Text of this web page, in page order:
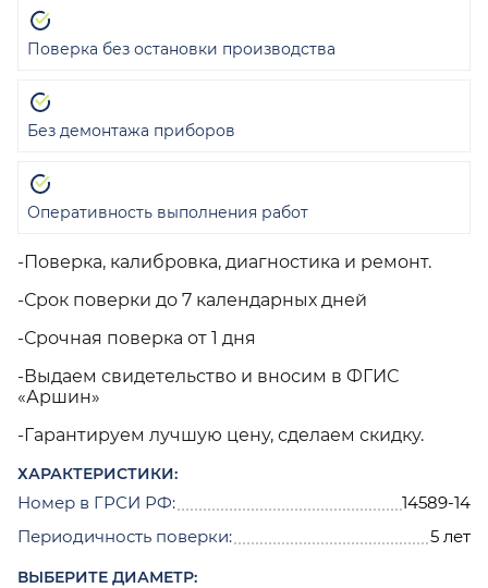
-Поверка, калибровка, диагностика и ремонт.
-Срок поверки до 7 календарных дней
-Срочная поверка от 1 дня
-Выдаем свидетельство и вносим в ФГИС
«Аршин»
-Гарантируем лучшую цену, сделаем скидку.
ХАРАКТЕРИСТИКИ:
Номер в ГРСИ РФ:
14589-14
Периодичность поверки:
5 лет
ВЫБЕРИТЕ ДИАМЕТР:
Поверка без остановки производства
Без демонтажа приборов
Оперативность выполнения работ